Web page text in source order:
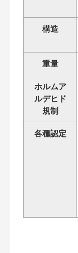
構造
重量
ホルムア
ルデヒド
規制
各種認定